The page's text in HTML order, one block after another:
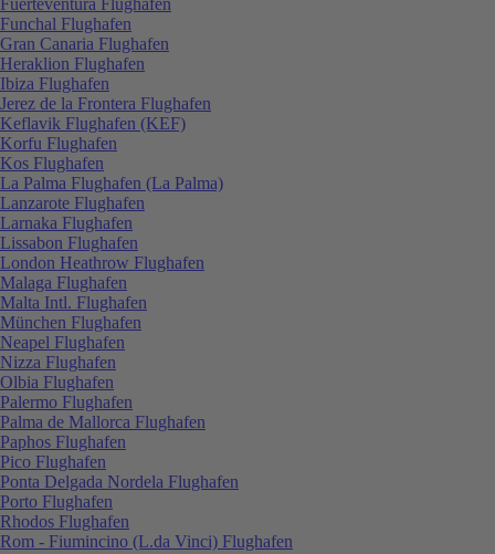
Funchal Flughafen
Gran Canaria Flughafen
Heraklion Flughafen
Ibiza Flughafen
Jerez de la Frontera Flughafen
Keflavik Flughafen (KEF)
Korfu Flughafen
Kos Flughafen
La Palma Flughafen (La Palma)
Lanzarote Flughafen
Larnaka Flughafen
Lissabon Flughafen
London Heathrow Flughafen
Malaga Flughafen
Malta Intl. Flughafen
München Flughafen
Neapel Flughafen
Nizza Flughafen
Olbia Flughafen
Palermo Flughafen
Palma de Mallorca Flughafen
Paphos Flughafen
Pico Flughafen
Ponta Delgada Nordela Flughafen
Porto Flughafen
Rhodos Flughafen
Rom - Fiumincino (L.da Vinci) Flughafen